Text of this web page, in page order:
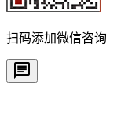
扫码添加微信咨询
chat